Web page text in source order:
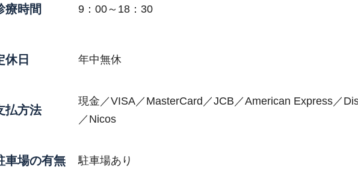
療時間 9：00～18：30
休日 年中無休
払方法
現金／VISA／MasterCard／JCB／American Express／
／Nicos
車場の有無 駐車場あり